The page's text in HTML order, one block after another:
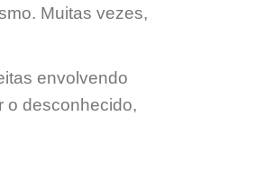
Muitas vezes,
envolvendo
o desconhecido,